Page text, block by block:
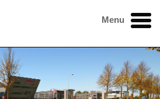
Menu